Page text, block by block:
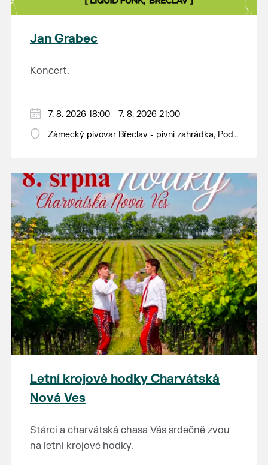
Jan Grabec
Koncert.
7. 8. 2026 18:00 - 7. 8. 2026 21:00
Zámecký pivovar Břeclav - pivní zahrádka, Pod
Letní krojové hodky Charvátská
Nová Ves
Stárci a charvátská chasa Vás srdečně zvou
na letní krojové hodky.